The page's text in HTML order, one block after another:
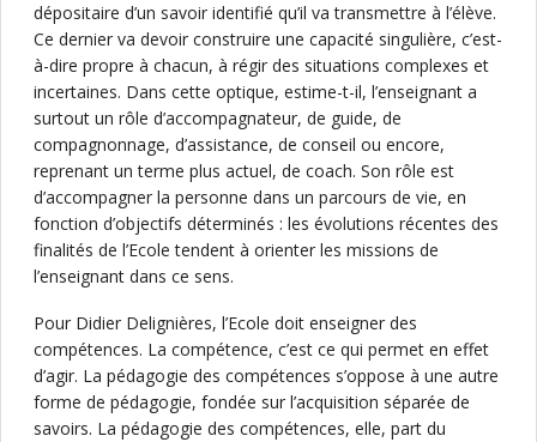
dépositaire d’un savoir identifié qu’il va transmettre à l’élève.
Ce dernier va devoir construire une capacité singulière, c’est-
à-dire propre à chacun, à régir des situations complexes et
incertaines. Dans cette optique, estime-t-il, l’enseignant a
surtout un rôle d’accompagnateur, de guide, de
compagnonnage, d’assistance, de conseil ou encore,
reprenant un terme plus actuel, de coach. Son rôle est
d’accompagner la personne dans un parcours de vie, en
fonction d’objectifs déterminés : les évolutions récentes des
finalités de l’Ecole tendent à orienter les missions de
l’enseignant dans ce sens.
Pour Didier Delignières, l’Ecole doit enseigner des
compétences. La compétence, c’est ce qui permet en effet
d’agir. La pédagogie des compétences s’oppose à une autre
forme de pédagogie, fondée sur l’acquisition séparée de
savoirs. La pédagogie des compétences, elle, part du